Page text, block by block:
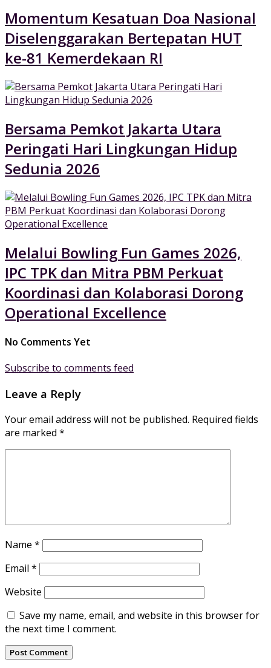
Momentum Kesatuan Doa Nasional
Diselenggarakan Bertepatan HUT
ke-81 Kemerdekaan RI
Bersama Pemkot Jakarta Utara
Peringati Hari Lingkungan Hidup
Sedunia 2026
Melalui Bowling Fun Games 2026,
IPC TPK dan Mitra PBM Perkuat
Koordinasi dan Kolaborasi Dorong
Operational Excellence
No Comments Yet
Subscribe to comments feed
Leave a Reply
Your email address will not be published. Required fields
are marked *
Name *
Email *
Website
Save my name, email, and website in this browser for
the next time I comment.